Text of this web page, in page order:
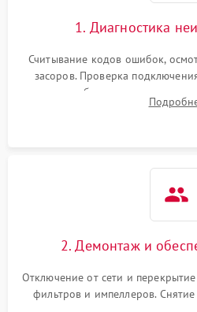
1. Диагностика
Считывание кодов ошибок,
засоров. Проверка
жалоб на отсутствие
разбрызгивателей или
2. Демонтаж и
Отключение от сети и
фильтров и импеллеров.